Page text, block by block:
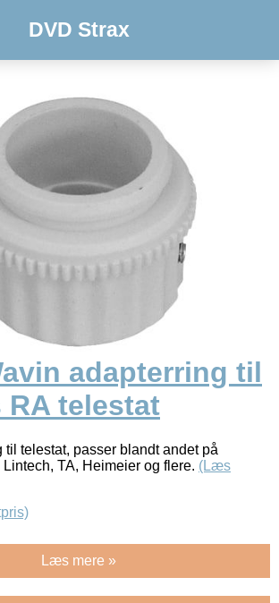
DVD Strax
adapterring til
RA telestat
til telestat, passer blandt andet på
TA, Heimeier og flere. (Læs
Læs mere »